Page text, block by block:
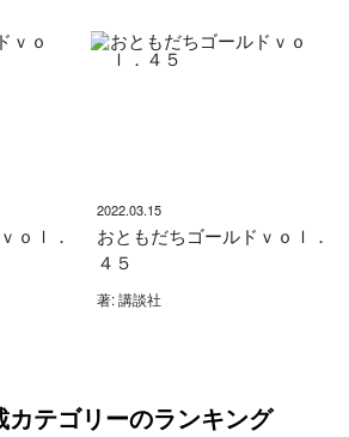
ｏｌ．
2022.03.15
おともだちゴールドｖｏｌ．
４５
著: 講談社
カテゴリーのランキング